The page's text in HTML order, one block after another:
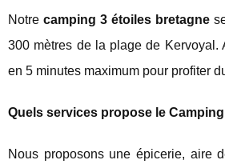
Notre camping 3 étoiles bretagne
300 mètres de la plage de Kervoyal.
en 5 minutes maximum pour profiter
Quels services propose le
Nous proposons une épicerie, aire